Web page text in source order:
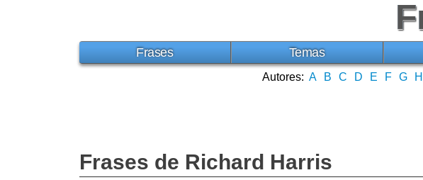
Frases Temas
Autores: A B C D E F G H
Frases de Richard Harris